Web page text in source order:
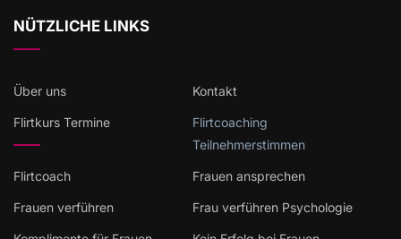
NÜTZLICHE LINKS
Über uns Kontakt
Flirtkurs Termine
Flirtcoaching
Teilnehmerstimmen
Flirtcoach Frauen ansprechen
Frauen verführen Frau verführen Psychologie